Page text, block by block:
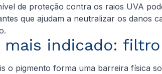
de proteção contra os raios UVA
que ajudam a neutralizar os
mais indicado:
pigmento forma uma barreira física